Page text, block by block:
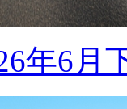
年6月